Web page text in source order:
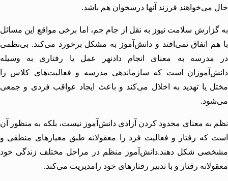
می‌خواهند فرزند آنها درسخوان هم باشد.
سلامت نیوز به نقل از جام جم، اما برخی مواقع این مسائل
اتفاق نمی‌افتد و دانش‌آموز به مشكل برخورد می‌كند. بی‌نظمی
به معنای انجام دادنهر عمل یا رفتاری به وسیله
است كه سازماندهی مدرسه و فعالیت‌های كلاس را
یا تهدید به اخلال می‌كند و باعث ایجاد عواقب فردی و جمعی
به معنای محدود كردن آزادی دانش‌آموز نیست، بلكه به منظور آن
كه رفتار و فعالیت فرد را معقولانه طبق معیارهای منطقی و
شكل دهند.دانش‌آموز منظم در مراحل مختلف زندگی خود
رفتار و با تدبیر رفتارهای خود رامدیریت می‌كند.